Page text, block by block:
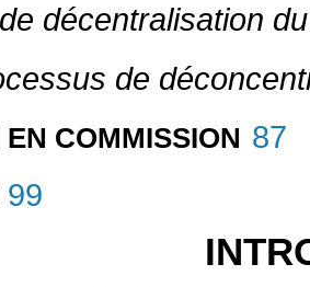
décentralisation
de
COMMISSION 87
99